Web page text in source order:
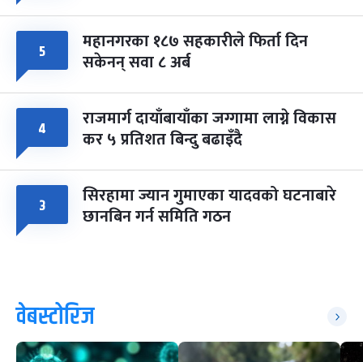
५ महानगरका १८७ सहकारीले फिर्ता दिन
सकेनन् सवा ८ अर्ब
४ राजमार्ग दायाँबायाँका जग्गामा लाग्ने विकास
कर ५ प्रतिशत बिन्दु बढाइँदै
३ सिरहामा ज्यान गुमाएका यादवको घटनाबारे
छानबिन गर्न समिति गठन
वेबस्टोरिज